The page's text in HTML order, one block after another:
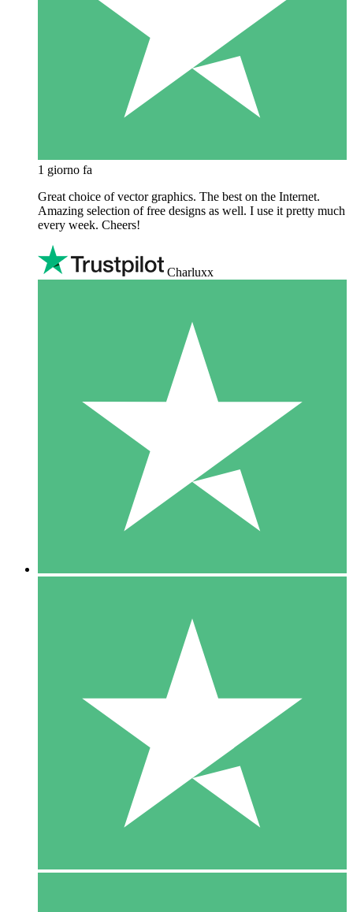
1 giorno fa
Great choice of vector graphics. The best on the Internet.
Amazing selection of free designs as well. I use it pretty much
every week. Cheers!
Charluxx